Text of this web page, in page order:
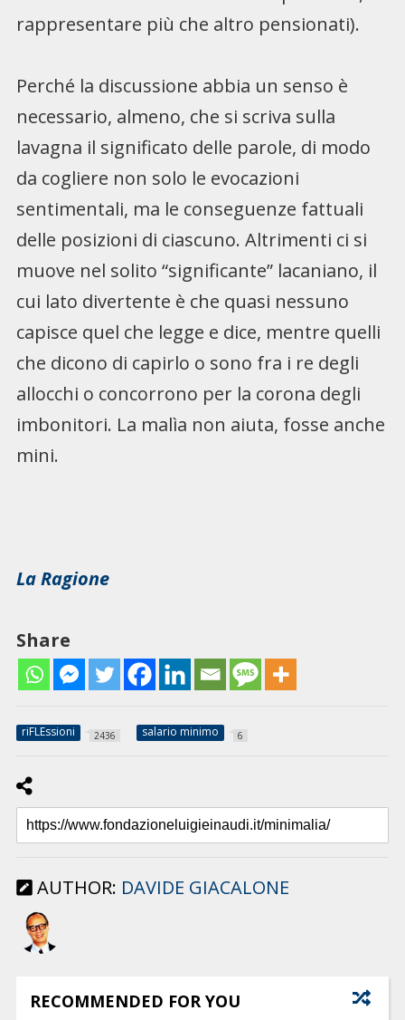
rappresentare più che altro pensionati).
Perché la discussione abbia un senso è
necessario, almeno, che si scriva sulla
lavagna il significato delle parole, di modo
da cogliere non solo le evocazioni
sentimentali, ma le conseguenze fattuali
delle posizioni di ciascuno. Altrimenti ci si
muove nel solito “significante” lacaniano, il
cui lato divertente è che quasi nessuno
capisce quel che legge e dice, mentre quelli
che dicono di capirlo o sono fra i re degli
allocchi o concorrono per la corona degli
imbonitori. La malìa non aiuta, fosse anche
mini.
La Ragione
Share
riFLEssioni 2436 salario minimo 6
AUTHOR: DAVIDE GIACALONE
RECOMMENDED FOR YOU